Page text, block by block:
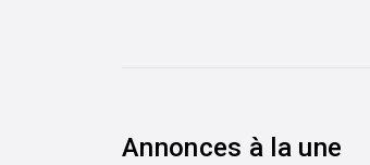
Annonces à la une